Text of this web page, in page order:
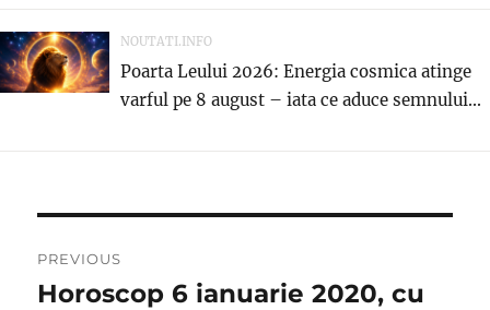
NOUTATI.INFO
Poarta Leului 2026: Energia cosmica atinge
varful pe 8 august – iata ce aduce semnului...
în
PREVIOUS
Previous
Horoscop 6 ianuarie 2020, cu